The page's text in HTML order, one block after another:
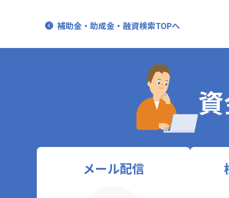
補助金・助成金・融資検索TOPへ
メール配信